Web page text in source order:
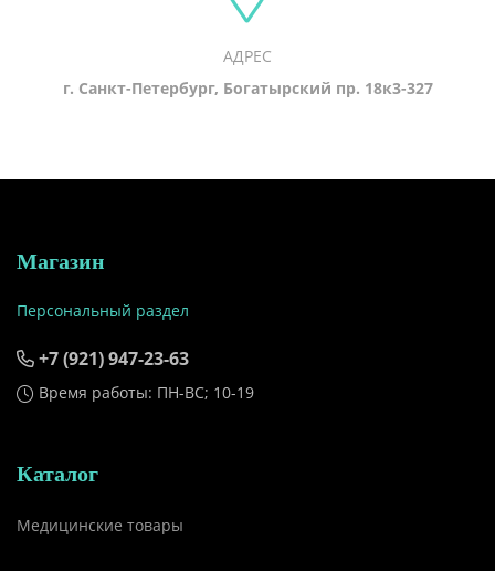
АДРЕС
г. Санкт-Петербург, Богатырский пр. 18к3-327
Магазин
Персональный раздел
+7 (921) 947-23-63
Время работы: ПН-ВС; 10-19
Каталог
Медицинские товары